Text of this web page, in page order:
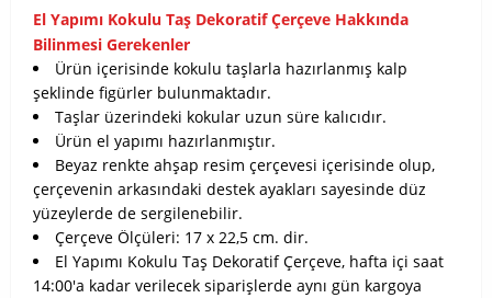
El Yapımı Kokulu Taş Dekoratif Çerçeve Hakkında
Bilinmesi Gerekenler
Ürün içerisinde kokulu taşlarla hazırlanmış kalp
şeklinde figürler bulunmaktadır.
Taşlar üzerindeki kokular uzun süre kalıcıdır.
Ürün el yapımı hazırlanmıştır.
Beyaz renkte ahşap resim çerçevesi içerisinde olup,
çerçevenin arkasındaki destek ayakları sayesinde düz
yüzeylerde de sergilenebilir.
Çerçeve Ölçüleri: 17 x 22,5 cm. dir.
El Yapımı Kokulu Taş Dekoratif Çerçeve, hafta içi saat
14:00'a kadar verilecek siparişlerde aynı gün kargoya